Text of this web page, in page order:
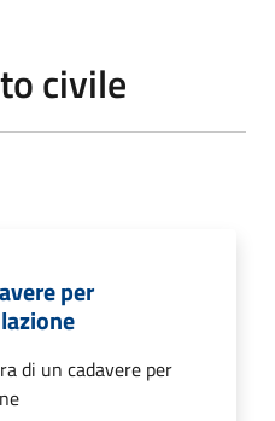
civile
per
di un cadavere per